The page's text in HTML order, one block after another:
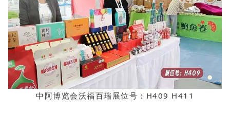
中阿博览会沃福百瑞展位号：H409 H411